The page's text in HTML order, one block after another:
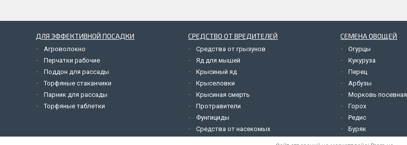
ДЛЯ ЭФФЕКТИВНОЙ ПОСАДКИ
Агроволокно
Перчатки рабочие
Поддон для рассады
Торфяные стаканчики
Парник для рассады
Торфяные таблетки
СРЕДСТВО ОТ ВРЕДИТЕЛЕЙ
Средства от грызунов
Яд для мышей
Крысиный яд
Крыселовки
Крысиная смерть
Протравители
Фунгициды
Средства от насекомых
СЕМЕНА ОВОЩЕЙ
Огурцы
Кукуруза
Перец
Арбузы
Морковь посевная
Горох
Редис
Буряк